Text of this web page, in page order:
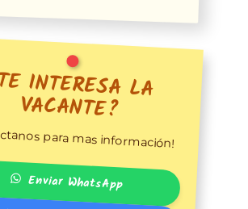
INTERESA LA
VACANTE?
para mas información!
Enviar WhatsApp